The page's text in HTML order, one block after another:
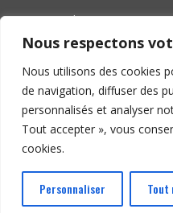
Nous respectons
Nous utilisons des cookies
de navigation, diffuser des
personnalisés et analyser
Tout accepter », vous
cookies.
Personnaliser
Your email:
Copyright ©
–
droits réservés | Site
confidentialité